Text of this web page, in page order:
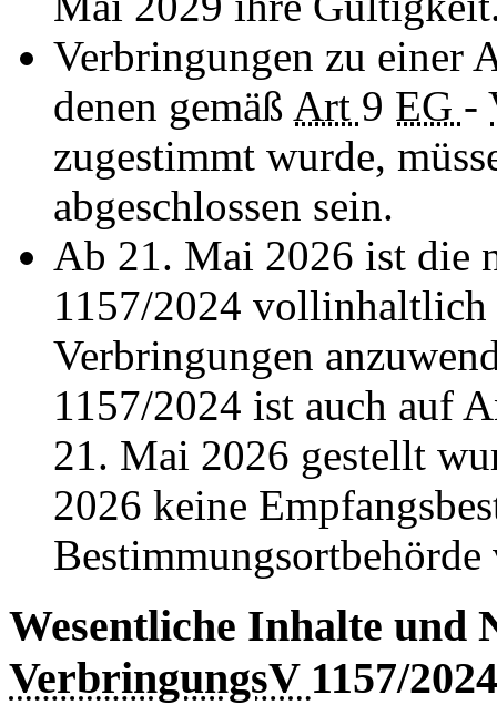
Verbringungen zu einer
denen gemäß Art 9 EG -
zugestimmt wurde,
abgeschlossen sein.
Ab 21. Mai 2026 ist die
1157/2024 vollinhaltlich
Verbringungen
1157/2024 ist auch auf
21. Mai 2026 gestellt
2026 keine
Wesentliche Inhalte und
VerbringungsV 1157/2024